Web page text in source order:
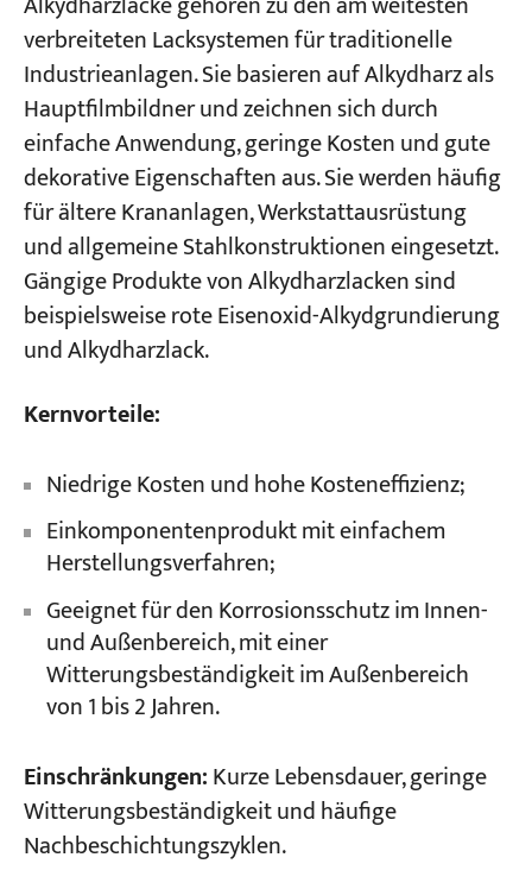
verbreiteten Lacksystemen für traditionelle
Industrieanlagen. Sie basieren auf Alkydharz als
Hauptfilmbildner und zeichnen sich durch
einfache Anwendung, geringe Kosten und gute
dekorative Eigenschaften aus. Sie werden häufig
für ältere Krananlagen, Werkstattausrüstung
und allgemeine Stahlkonstruktionen eingesetzt.
Gängige Produkte von Alkydharzlacken sind
beispielsweise rote Eisenoxid-Alkydgrundierung
und Alkydharzlack.
Kernvorteile:
Niedrige Kosten und hohe Kosteneffizienz;
Einkomponentenprodukt mit einfachem
Herstellungsverfahren;
Geeignet für den Korrosionsschutz im Innen-
und Außenbereich, mit einer
Witterungsbeständigkeit im Außenbereich
von 1 bis 2 Jahren.
Einschränkungen:Kurze Lebensdauer, geringe
Witterungsbeständigkeit und häufige
Nachbeschichtungszyklen.